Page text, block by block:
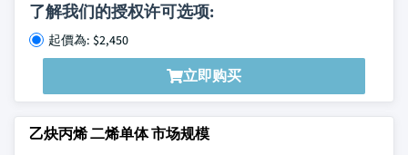
了解我们的授权许可选项:
起價為: $2,450
立即购买
乙炔丙烯 二烯单体 市场规模